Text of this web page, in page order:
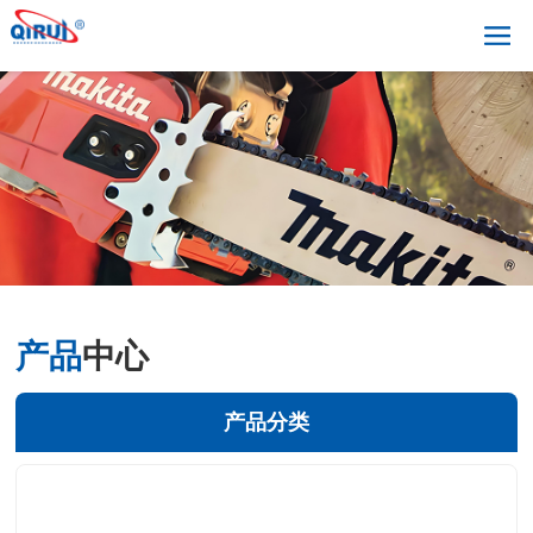
产品中心
产品分类